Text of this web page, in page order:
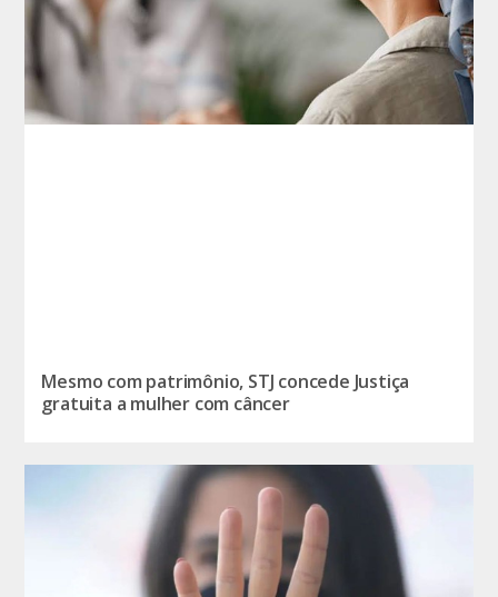
Mesmo com patrimônio, STJ concede Justiça
gratuita a mulher com câncer